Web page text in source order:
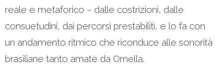
reale e metaforico – dalle costrizioni, dalle
consuetudini, dai percorsi prestabiliti, e lo fa con
un andamento ritmico che riconduce alle sonorità
brasiliane tanto amate da Ornella.